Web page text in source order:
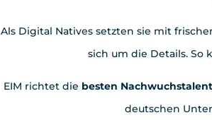
Als Digital Natives setzten sie mit
sich um die Details. So
EIM richtet die besten
deutschen